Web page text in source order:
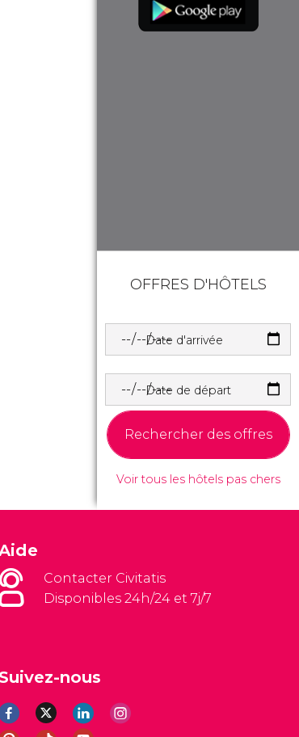
OFFRES D'HÔTELS
Date d'arrivée
Date de départ
Rechercher des offres
Voir tous les hôtels pas chers
Contacter Civitatis
Disponibles 24h/24 et 7j/7
nous